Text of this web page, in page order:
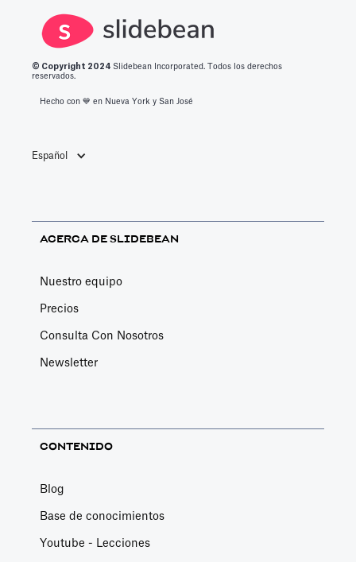
© Copyright 2 024 Slidebean Incorporated. Todos los derechos
reservados.
Hecho con 💙️ en Nueva York y San José
Español
ACERCA DE SLIDEBEAN
Nuestro equipo
Precios
Consulta Con Nosotros
Newsletter
CONTENIDO
Blog
Base de conocimientos
Youtube - Lecciones